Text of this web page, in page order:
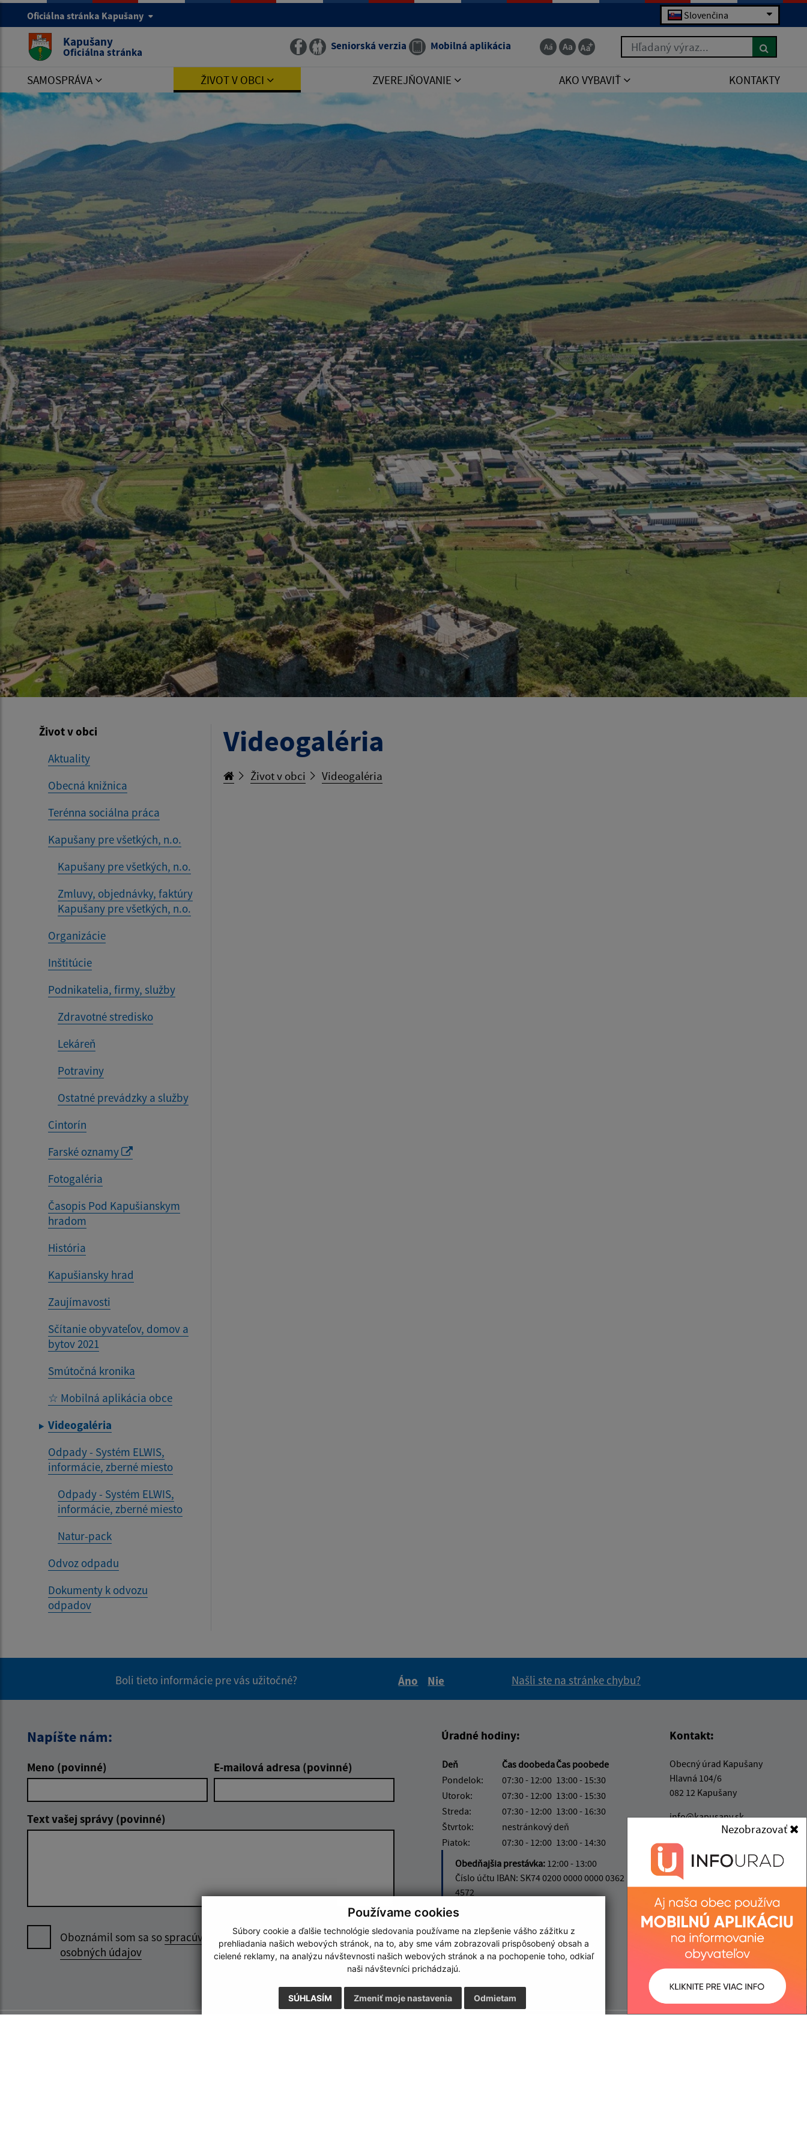
Používame cookies
Súbory cookie a ďalšie technológie sledovania používame na zlepšenie vášho zážitku z
prehliadania našich webových stránok, na to, aby sme vám zobrazovali prispôsobený obsah a
cielené reklamy, na analýzu návštevnosti našich webových stránok a na pochopenie toho, odkiaľ
naši návštevníci prichádzajú.
SÚHLASÍM Odmietam
Zmeniť moje nastavenia
Nezobrazovať
Oficiálna stránka Kapušany Slovenčina
Kapušany
Oficiálna stránka Seniorská verzia Mobilná aplikácia Hľadaný výraz...
SAMOSPRÁVA ŽIVOT V OBCI ZVEREJŇOVANIE AKO VYBAVIŤ KONTAKTY
Život v obci
Aktuality
Obecná knižnica
Terénna sociálna práca
Kapušany pre všetkých, n.o.
Kapušany pre všetkých, n.o.
Zmluvy, objednávky, faktúry
Kapušany pre všetkých, n.o.
Organizácie
Inštitúcie
Podnikatelia, firmy, služby
Zdravotné stredisko
Lekáreň
Potraviny
Ostatné prevádzky a služby
Cintorín
Farské oznamy
Fotogaléria
Časopis Pod Kapušianskym
hradom
História
Kapušiansky hrad
Zaujímavosti
Sčítanie obyvateľov, domov a
bytov 2021
Smútočná kronika
☆ Mobilná aplikácia obce
Videogaléria
Odpady - Systém ELWIS,
informácie, zberné miesto
Odpady - Systém ELWIS,
informácie, zberné miesto
Natur-pack
Odvoz odpadu
Dokumenty k odvozu
odpadov
Videogaléria
Život v obci Videogaléria
Boli tieto informácie pre vás užitočné?
Áno
Nie
Našli ste na stránke chybu?
Napíšte nám:
Meno (povinné) E-mailová adresa (povinné)
Text vašej správy (povinné)
Oboznámil som sa sospracúvaním
osobných údajov
Google reCaptcha Response
Odoslať správu
Úradné hodiny:
Deň Čas doobedaČas poobede
Pondelok:
07:30 - 12:00 13:00 - 15:30
Utorok:
07:30 - 12:00 13:00 - 15:30
Streda:
07:30 - 12:00 13:00 - 16:30
Štvrtok:
nestránkový deň
Piatok:
07:30 - 12:00 13:00 - 14:30
Obedňajšia prestávka: 12:00 - 13:00
Číslo účtu IBAN: SK74 0200 0000 0000 0362
4572
Kontakt:
Obecný úrad Kapušany
Hlavná 104/6
082 12 Kapušany
info@kapusany.sk
+421 517 941 102
IČO: 00327239